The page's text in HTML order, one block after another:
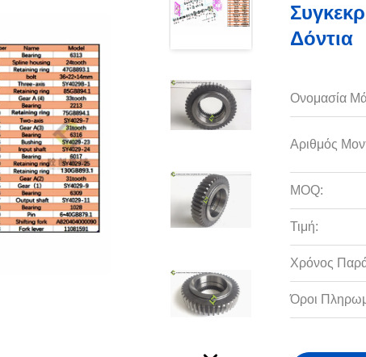
Δόντια
Ονομασία
Αριθμός
MOQ:
Τιμή:
Χρόνος
Όροι